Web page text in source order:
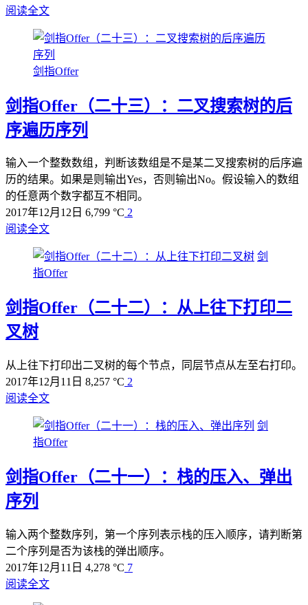
阅读全文
剑指Offer
剑指Offer（二十三）：二叉搜索树的后
序遍历序列
输入一个整数数组，判断该数组是不是某二叉搜索树的后序遍
历的结果。如果是则输出Yes，否则输出No。假设输入的数组
的任意两个数字都互不相同。
2017年12月12日 6,799 °C 2
阅读全文
剑
指Offer
剑指Offer（二十二）：从上往下打印二
叉树
从上往下打印出二叉树的每个节点，同层节点从左至右打印。
2017年12月11日 8,257 °C 2
阅读全文
剑
指Offer
剑指Offer（二十一）：栈的压入、弹出
序列
输入两个整数序列，第一个序列表示栈的压入顺序，请判断第
二个序列是否为该栈的弹出顺序。
2017年12月11日 4,278 °C 7
阅读全文